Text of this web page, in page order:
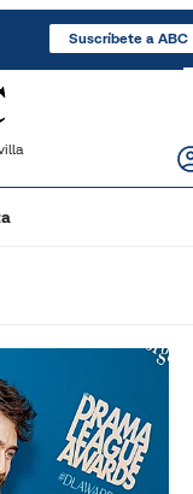
Suscríbete a ABC